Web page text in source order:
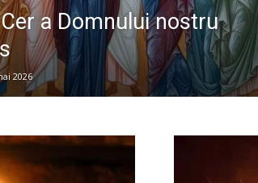
a Domnului nostru
2026